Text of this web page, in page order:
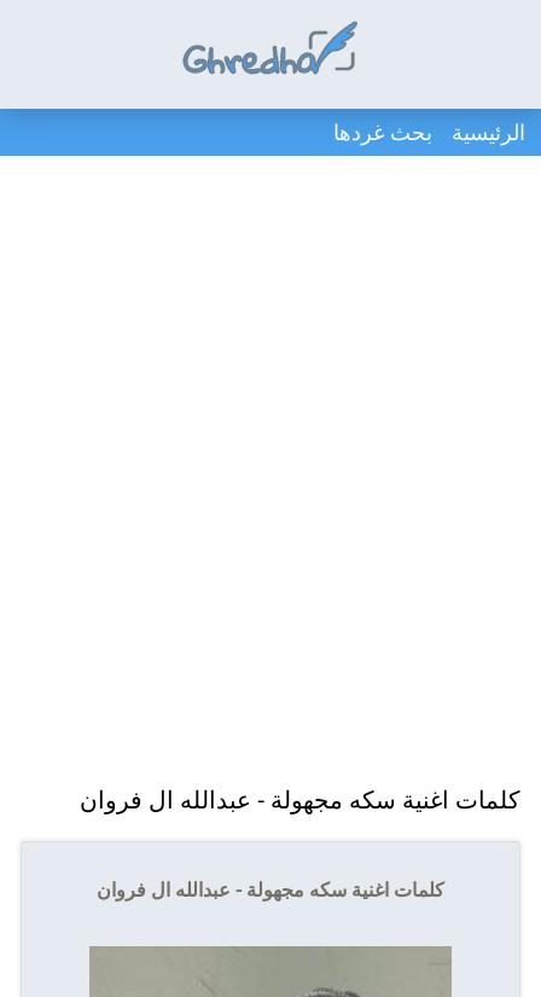
الرئيسية بحث غردها
كلمات اغنية سكه مجهولة - عبدالله ال فروان
كلمات اغنية سكه مجهولة - عبدالله ال فروان